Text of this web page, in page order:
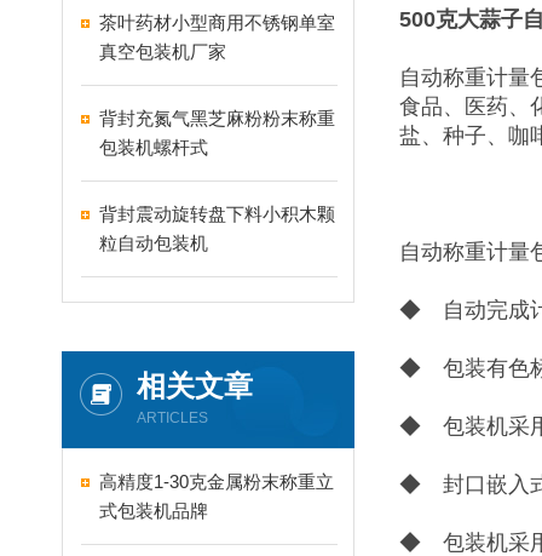
茶叶药材小型商用不锈钢单室
真空包装机厂家
背封充氮气黑芝麻粉粉末称重
包装机螺杆式
背封震动旋转盘下料小积木颗
粒自动包装机
相关文章
ARTICLES
高精度1-30克金属粉末称重立
式包装机品牌
500克大蒜子
自动称重计量
食品、医药、
盐、种子、咖
自动称重计量
◆ 自动完成计
◆ 包装有色标
◆ 包装机采用
◆ 封口嵌入式
◆ 包装机采用